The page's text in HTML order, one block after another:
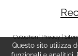
Colophon|Privacy|
Questo sito utilizza